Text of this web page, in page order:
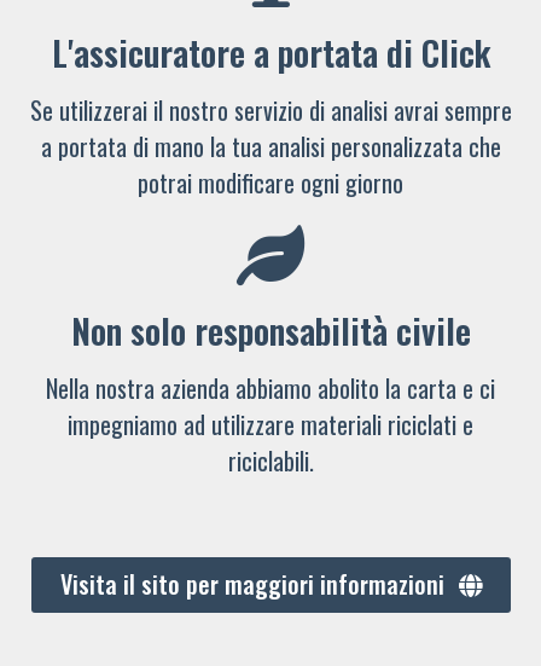
L'assicuratore a portata di Click
Se utilizzerai il nostro servizio di analisi avrai sempre
a portata di mano la tua analisi personalizzata che
potrai modificare ogni giorno
Non solo responsabilità civile
Nella nostra azienda abbiamo abolito la carta e ci
impegniamo ad utilizzare materiali riciclati e
riciclabili.
Visita il sito per maggiori informazioni